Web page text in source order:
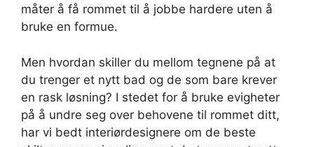
måter å få rommet til å jobbe hardere uten å
bruke en formue.
Men hvordan skiller du mellom tegnene på at
du trenger et nytt bad og de som bare krever
en rask løsning? I stedet for å bruke evigheter
på å undre seg over behovene til rommet ditt,
har vi bedt interiørdesignere om de beste